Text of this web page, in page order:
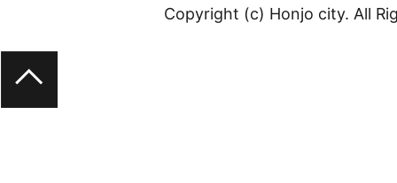
Copyright (c) Honjo city. All